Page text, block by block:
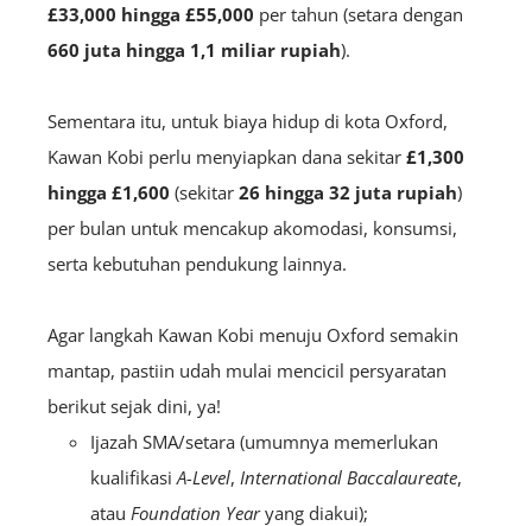
£33,000 hingga £55,000 per tahun (setara dengan
660 juta hingga 1,1 miliar rupiah).
Sementara itu, untuk biaya hidup di kota Oxford,
Kawan Kobi perlu menyiapkan dana sekitar £1,300
hingga £1,600 (sekitar 26 hingga 32 juta rupiah)
per bulan untuk mencakup akomodasi, konsumsi,
serta kebutuhan pendukung lainnya.
Agar langkah Kawan Kobi menuju Oxford semakin
mantap, pastiin udah mulai mencicil persyaratan
berikut sejak dini, ya!
Ijazah SMA/setara (umumnya memerlukan
kualifikasi A-Level, International Baccalaureate,
atau Foundation Yearyang diakui);